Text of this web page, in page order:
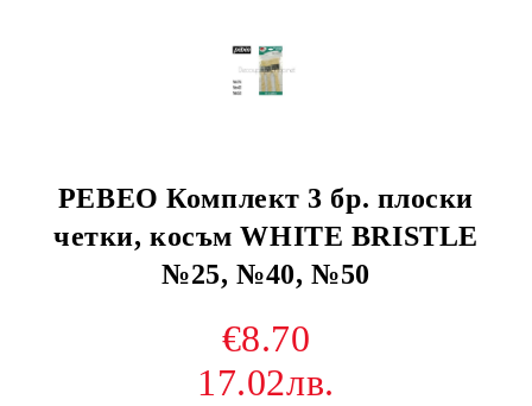
PEBEO Комплект 3 бр. плоски
четки, косъм WHITE BRISTLE
№25, №40, №50
€8.70
17.02лв.